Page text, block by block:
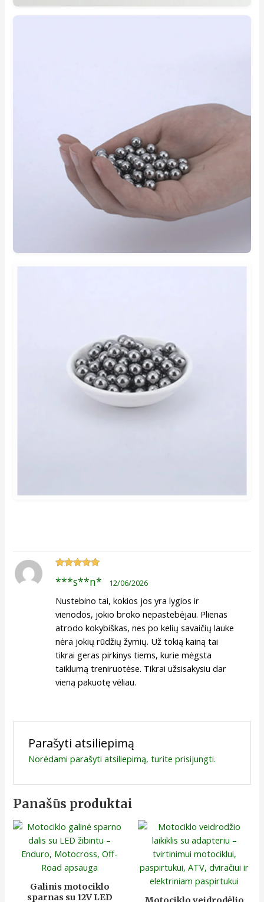
5iš 5
***s**n* 12/06/2026
Nustebino tai, kokios jos yra lygios ir
vienodos, jokio broko nepastebėjau. Plienas
atrodo kokybiškas, nes po kelių savaičių lauke
nėra jokių rūdžių žymių. Už tokią kainą tai
tikrai geras pirkinys tiems, kurie mėgsta
taiklumą treniruotėse. Tikrai užsisakysiu dar
vieną pakuotę vėliau.
Parašyti atsiliepimą
Norėdami parašyti atsiliepimą, turite prisijungti.
Panašūs produktai
Galinis motociklo
sparnas su 12V LED